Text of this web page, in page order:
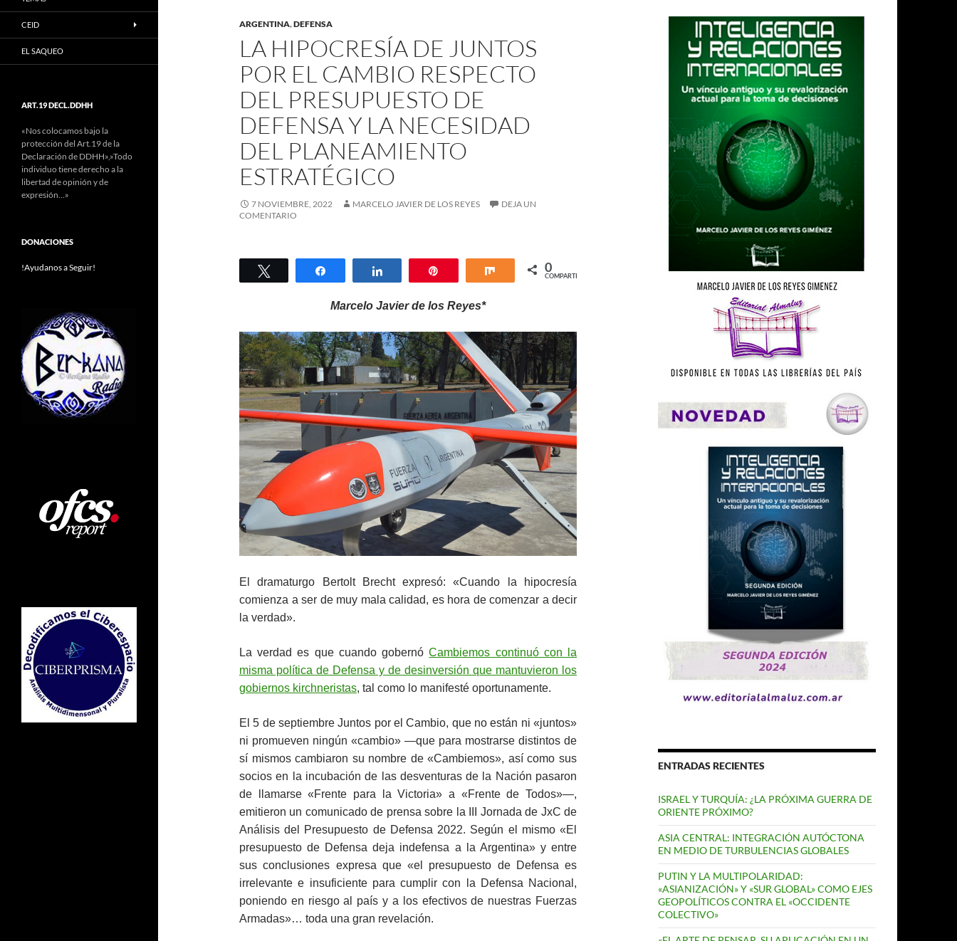
ARGENTINA,DEFENSA
LA HIPOCRESÍA DE JUNTOS
POR EL CAMBIO RESPECTO
DEL PRESUPUESTO DE
DEFENSA Y LA NECESIDAD
DEL PLANEAMIENTO
ESTRATÉGICO
7 NOVIEMBRE, 2022 MARCELO JAVIER DE LOS REYES
DEJA UN
COMENTARIO
Twittear Compartir Compartir Compartir
0
COMPARTIR
Marcelo Javier de los Reyes*
El dramaturgo Bertolt Brecht expresó: «Cuando la hipocresía
comienza a ser de muy mala calidad, es hora de comenzar a decir
la verdad».
La verdad es que cuando gobernóCambiemos continuó con la
misma política de Defensa y de desinversión que mantuvieron los
gobiernos kirchneristas, tal como lo manifesté oportunamente.
El 5 de septiembre Juntos por el Cambio, que no están ni «juntos»
ni promueven ningún «cambio» —que para mostrarse distintos de
sí mismos cambiaron su nombre de «Cambiemos», así como sus
socios en la incubación de las desventuras de la Nación pasaron
de llamarse «Frente para la Victoria» a «Frente de Todos»—,
emitieron un comunicado de prensa sobre la III Jornada de JxC de
Análisis del Presupuesto de Defensa 2022. Según el mismo «El
presupuesto de Defensa deja indefensa a la Argentina» y entre
sus conclusiones expresa que «el presupuesto de Defensa es
irrelevante e insuficiente para cumplir con la Defensa Nacional,
poniendo en riesgo al país y a los efectivos de nuestras Fuerzas
Armadas»… toda una gran revelación.
ENTRADAS RECIENTES
ISRAEL Y TURQUÍA: ¿LA PRÓXIMA GUERRA DE
ORIENTE PRÓXIMO?
ASIA CENTRAL: INTEGRACIÓN AUTÓCTONA
EN MEDIO DE TURBULENCIAS GLOBALES
PUTIN Y LA MULTIPOLARIDAD:
«ASIANIZACIÓN» Y «SUR GLOBAL» COMO EJES
GEOPOLÍTICOS CONTRA EL «OCCIDENTE
COLECTIVO»
CEID
EL SAQUEO
ART.19 DECL.DDHH
«Nos colocamos bajo la
protección del Art.19 de la
Declaración de DDHH»,»Todo
individuo tiene derecho a la
libertad de opinión y de
expresión…»
DONACIONES
!Ayudanos a Seguir!